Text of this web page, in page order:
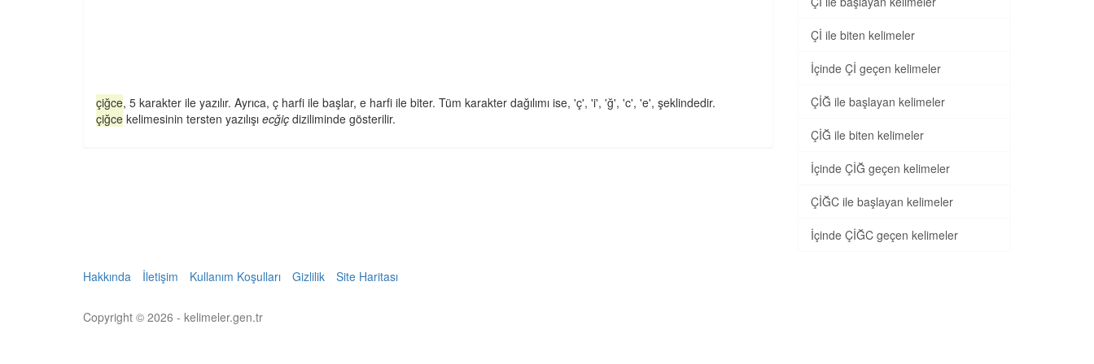
çiğce, 5 karakter ile yazılır. Ayrıca, ç harfi ile başlar, e harfi ile biter. Tüm karakter dağılımı ise, 'ç', 'i', 'ğ', 'c', 'e', şeklindedir.
çiğce kelimesinin tersten yazılışı ecğiç diziliminde gösterilir.
Çİ ile biten kelimeler
İçinde Çİ geçen kelimeler
ÇİĞ ile başlayan kelimeler
ÇİĞ ile biten kelimeler
İçinde ÇİĞ geçen kelimeler
ÇİĞC ile başlayan kelimeler
İçinde ÇİĞC geçen kelimeler
Hakkında İletişim Kullanım Koşulları Gizlilik Site Haritası
Copyright © 2026 - kelimeler.gen.tr